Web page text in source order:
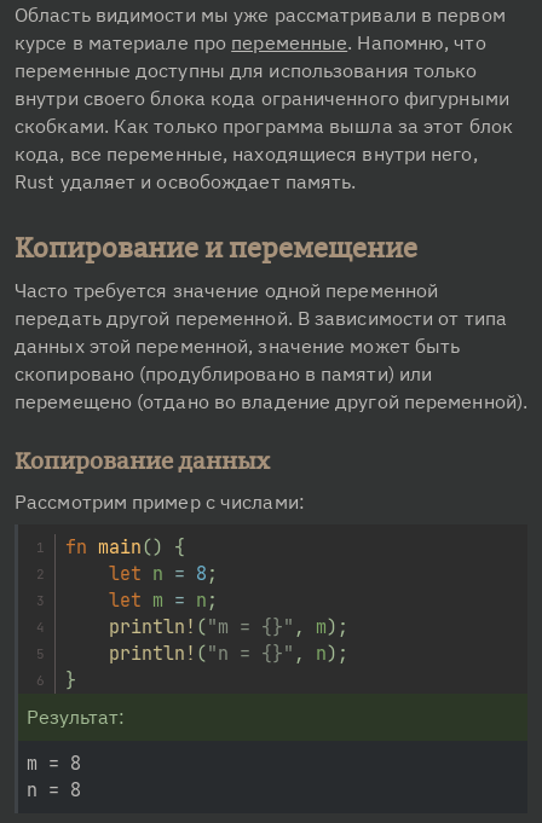
Область видимости мы уже рассматривали в первом
курсе в материале про переменные. Напомню, что
переменные доступны для использования только
внутри своего блока кода ограниченного фигурными
скобками. Как только программа вышла за этот блок
кода, все переменные, находящиеся внутри него,
Rust удаляет и освобождает память.
Копирование и перемещение
Часто требуется значение одной переменной
передать другой переменной. В зависимости от типа
данных этой переменной, значение может быть
скопировано (продублировано в памяти) или
перемещено (отдано во владение другой переменной).
Копирование данных
Рассмотрим пример с числами:
fn main() {
let n = 8 ;
let m = n ;
println! ("m = {}" , m) ;
println! ("n = {}" , n) ;
}
Результат:
m = 8